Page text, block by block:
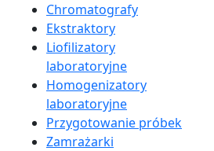
Chromatografy
Ekstraktory
Liofilizatory
laboratoryjne
Homogenizatory
laboratoryjne
Przygotowanie próbek
Zamrażarki